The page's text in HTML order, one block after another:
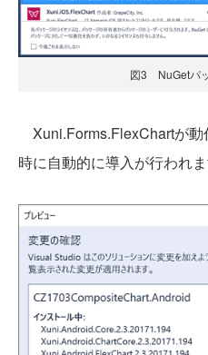
図3 NuGetパ
Xuni.Forms.FlexChartが
時に自動的に導入が行われま